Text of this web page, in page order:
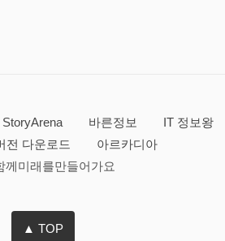
StoryArena 바른정보
IT 정보왕
전 다운로드
아르카디아
께미래를만들어가요
▲ TOP